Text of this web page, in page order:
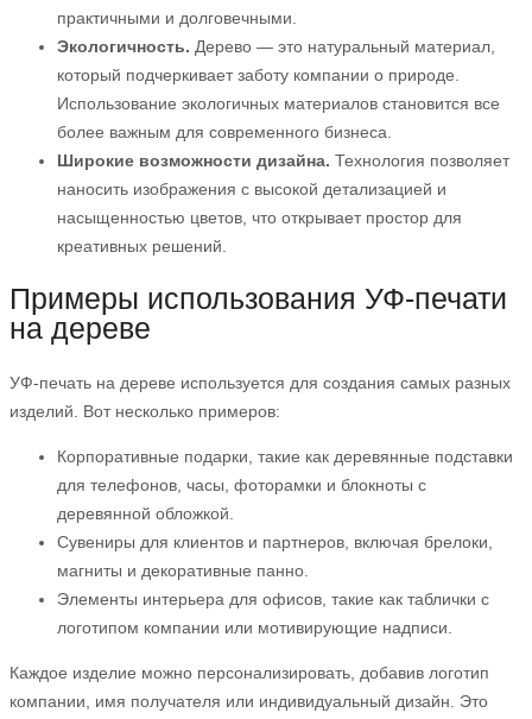
практичными и долговечными.
Экологичность. Дерево — это натуральный материал,
который подчеркивает заботу компании о природе.
Использование экологичных материалов становится все
более важным для современного бизнеса.
Широкие возможности дизайна. Технология позволяет
наносить изображения с высокой детализацией и
насыщенностью цветов, что открывает простор для
креативных решений.
Примеры использования УФ-печати
на дереве
УФ-печать на дереве используется для создания самых разных
изделий. Вот несколько примеров:
Корпоративные подарки, такие как деревянные подставки
для телефонов, часы, фоторамки и блокноты с
деревянной обложкой.
Сувениры для клиентов и партнеров, включая брелоки,
магниты и декоративные панно.
Элементы интерьера для офисов, такие как таблички с
логотипом компании или мотивирующие надписи.
Каждое изделие можно персонализировать, добавив логотип
компании, имя получателя или индивидуальный дизайн. Это